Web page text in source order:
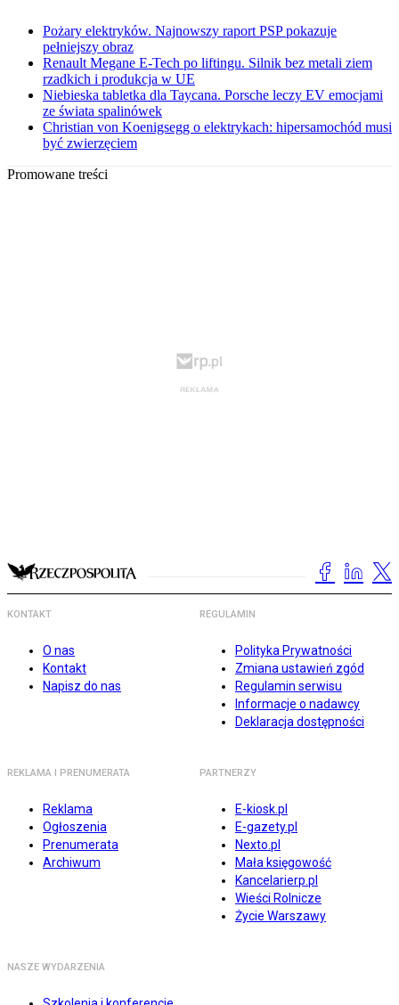
Pożary elektryków. Najnowszy raport PSP pokazuje
pełniejszy obraz
Renault Megane E-Tech po liftingu. Silnik bez metali ziem
rzadkich i produkcja w UE
Niebieska tabletka dla Taycana. Porsche leczy EV emocjami
ze świata spalinówek
Christian von Koenigsegg o elektrykach: hipersamochód musi
być zwierzęciem
Promowane treści
KONTAKT
O nas
Kontakt
Napisz do nas
REGULAMIN
Polityka Prywatności
Zmiana ustawień zgód
Regulamin serwisu
Informacje o nadawcy
Deklaracja dostępności
REKLAMA I PRENUMERATA
Reklama
Ogłoszenia
Prenumerata
Archiwum
PARTNERZY
E-kiosk.pl
E-gazety.pl
Nexto.pl
Mała księgowość
Kancelarierp.pl
Wieści Rolnicze
Życie Warszawy
NASZE WYDARZENIA